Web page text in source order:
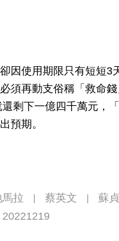
因使用期限只有短短3
須再動支俗稱「救命
剩下一億四千萬元，
預期。
馬拉 蔡英文 蘇
20221219